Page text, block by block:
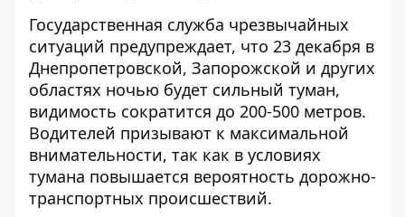
Государственная служба чрезвычайных
ситуаций предупреждает, что 23 декабря в
Днепропетровской, Запорожской и других
областях ночью будет сильный туман,
видимость сократится до 200-500 метров.
Водителей призывают к максимальной
внимательности, так как в условиях
тумана повышается вероятность дорожно-
транспортных происшествий.